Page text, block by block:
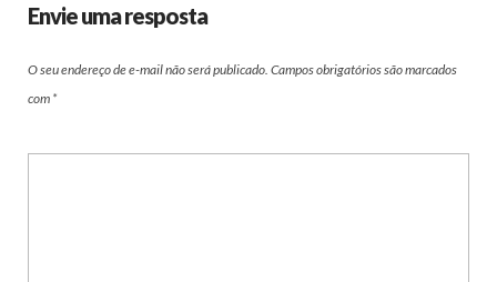
Envie uma resposta
O seu endereço de e-mail não será publicado. Campos obrigatórios são marcados
com *